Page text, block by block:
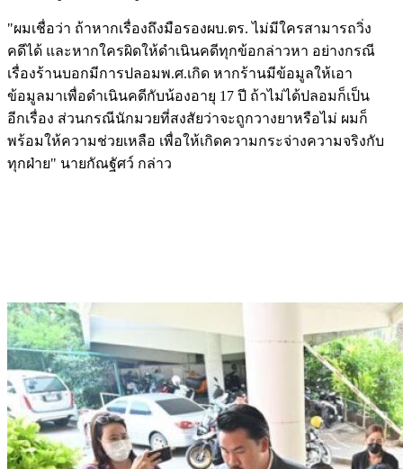
"ผมเชื่อว่า ถ้าหากเรื่องถึงมือรองผบ.ตร. ไม่มีใครสามารถวิ่ง
คดีได้ และหากใครผิดให้ดำเนินคดีทุกข้อกล่าวหา อย่างกรณี
เรื่องร้านบอกมีการปลอมพ.ศ.เกิด หากร้านมีข้อมูลให้เอา
ข้อมูลมาเพื่อดำเนินคดีกับน้องอายุ 17 ปี ถ้าไม่ได้ปลอมก็เป็น
อีกเรื่อง ส่วนกรณีนักมวยที่สงสัยว่าจะถูกวางยาหรือไม่ ผมก็
พร้อมให้ความช่วยเหลือ เพื่อให้เกิดความกระจ่างความจริงกับ
ทุกฝ่าย" นายกัณฐัศว์ กล่าว